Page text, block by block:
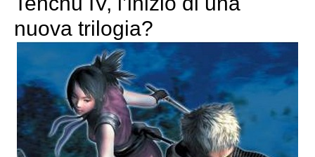
nuova trilogia?